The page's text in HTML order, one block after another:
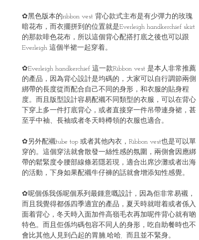
✿黑色版本的ribbon vest 背心款式主布是有少彈力的玫瑰
暗花布，而衣擺拼到的位置就是Everleigh handkerchief skirt
的那款啡色花布，所以這個背心配搭打底之後也可以跟
Everleigh 這個半裙一起穿着。
✿Everleigh handkerchief 這一款Ribbon vest 是本人非常推薦
的產品，因為背心設計是均碼的，大家可以自行調節兩側
綁帶的長度從而配合自己不同的身形，和衣服的貼身程
度。而且版型設計容易配襯不同類型的衣服，可以在背心
下穿上多一件打底背心，或者直接穿一件吊帶連身裙，甚
至乎中袖、長袖或者冬天時樽領的衣服也適合。
✿另外配襯tube top 或者其他內衣，Ribbon vest也是可以單
穿的。這個穿法就會散發一絲性感的氛圍，兩側會因應綁
帶的鬆緊度令腰部線條若隱若現，適合出席沙灘或者出海
的活動，下身如果配襯牛仔褲的話就會增添知性感覺。
✿呢個係我係呢個系列最鍾意嘅設計，因為佢非常易襯，
而且我覺得都係四季適宜的產品，夏天時就咁着或者係入
面着背心，冬天時入面加件高嶺毛衣再加呢件背心就有啲
特色。而且佢係均碼包容不同人的身形，吃自助餐時也不
會比其他人見到凸起的胃腩,哈哈, 而且並不緊身。